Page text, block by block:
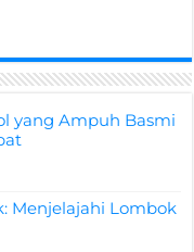
yang Ampuh Basmi
Menjelajahi Lombok